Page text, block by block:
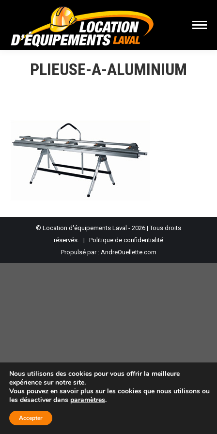
PLIEUSE-A-ALUMINIUM
© Location d'équipements Laval - 2026 | Tous droits
réservés. | Politique de confidentialité
Propulsé par : AndreOuellette.com
Nous utilisons des cookies pour vous offrir la meilleure
expérience sur notre site.
Vous pouvez en savoir plus sur les cookies que nous utilisons ou
les désactiver dans paramètres.
Accepter